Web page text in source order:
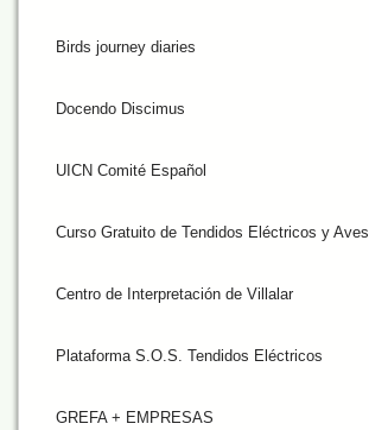
Birds journey diaries
Docendo Discimus
UICN Comité Español
Curso Gratuito de Tendidos Eléctricos y Aves
Centro de Interpretación de Villalar
Plataforma S.O.S. Tendidos Eléctricos
GREFA + EMPRESAS